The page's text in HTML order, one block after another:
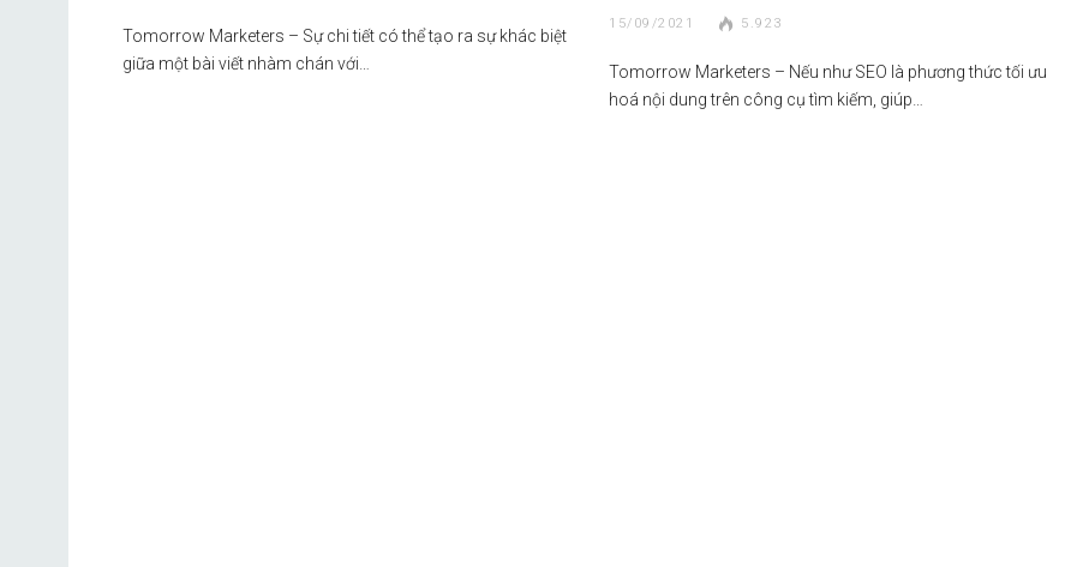
Tomorrow Marketers – Sự chi tiết có thể tạo ra sự khác biệt
giữa một bài viết nhàm chán với…
15/09/2021 5.923
Tomorrow Marketers – Nếu như SEO là phương thức tối ưu
hoá nội dung trên công cụ tìm kiếm, giúp…